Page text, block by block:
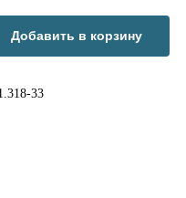
Добавить в корзину
33